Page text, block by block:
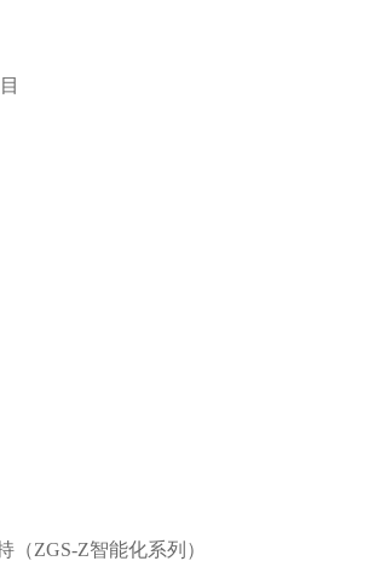
（ZGS-Z智能化系列）